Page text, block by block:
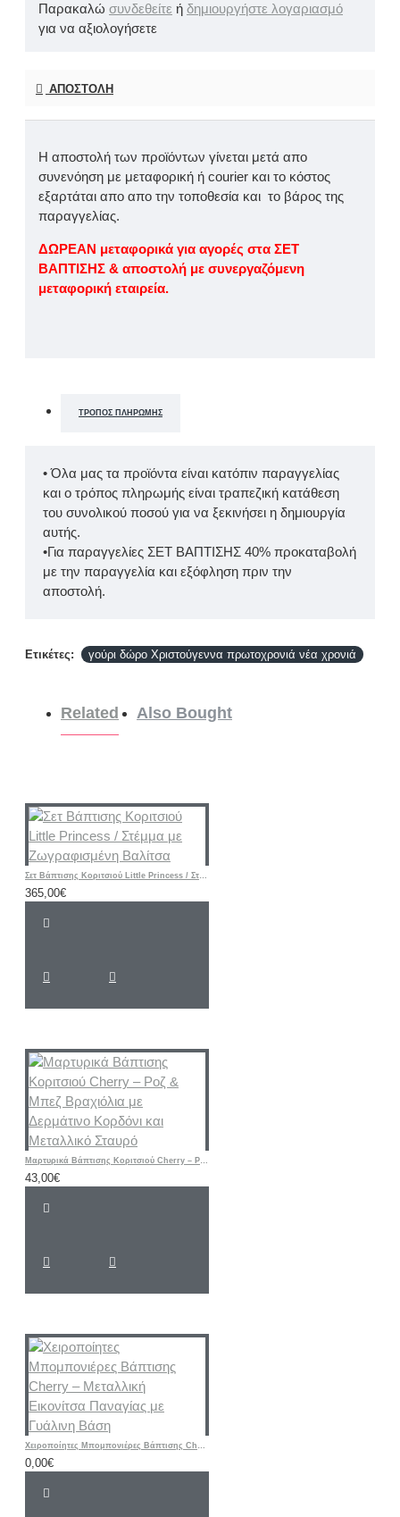
Παρακαλώ συνδεθείτε ή δημιουργήστε λογαριασμό
για να αξιολογήσετε
ΑΠΟΣΤΟΛΉ
Η αποστολή των προϊόντων γίνεται μετά απο
συνενόηση με μεταφορική ή courier και το κόστος
εξαρτάται απο απο την τοποθεσία και το βάρος της
παραγγελίας.
ΔΩΡΕΑΝ μεταφορικά για αγορές στα ΣΕΤ
ΒΑΠΤΙΣΗΣ & αποστολή με συνεργαζόμενη
μεταφορική εταιρεία.
ΤΡΌΠΟΣ ΠΛΗΡΩΜΉΣ
• Όλα μας τα προϊόντα είναι κατόπιν παραγγελίας
και ο τρόπος πληρωμής είναι τραπεζική κατάθεση
του συνολικού ποσού για να ξεκινήσει η δημιουργία
αυτής.
•Για παραγγελίες ΣΕΤ ΒΑΠΤΙΣΗΣ 40% προκαταβολή
με την παραγγελία και εξόφληση πριν την
αποστολή.
Ετικέτες: γούρι δώρο Χριστούγεννα πρωτοχρονιά νέα χρονιά
Related Also Bought
Σετ Βάπτισης Κοριτσιού Little Princess / Στέμμα με Ζωγραφισμένη Βαλίτσα
365,00€
Μαρτυρικά Βάπτισης Κοριτσιού Cherry – Ροζ & Μπεζ Βραχιόλια με Δερμάτινο Κορδόνι και Μεταλλικό Σταυρό
43,00€
Χειροποίητες Μπομπονιέρες Βάπτισης Cherry – Μεταλλική Εικονίτσα Παναγίας με Γυάλινη Βάση
0,00€